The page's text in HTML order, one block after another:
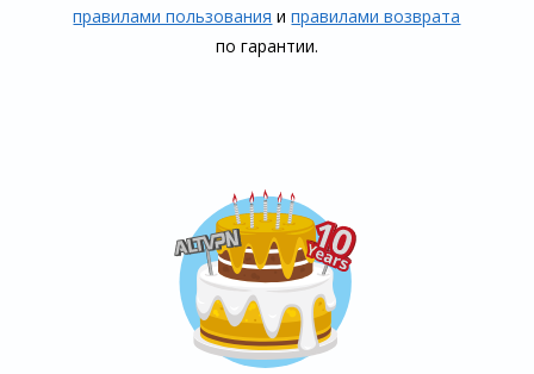
правилами пользования иправилами воз­врата
по гарантии.